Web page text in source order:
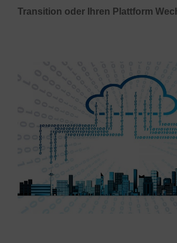
Transition oder Ihren Plattform